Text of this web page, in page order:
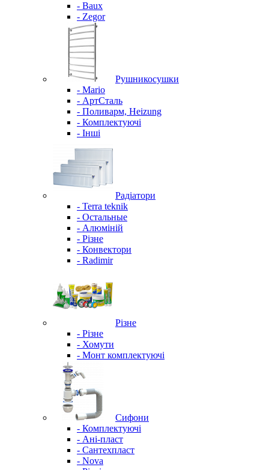
- Baux
- Zegor
Рушникосушки
- Mario
- АртСталь
- Поливарм, Heizung
- Комплектуючі
- Інші
Радіатори
- Terra teknik
- Остальные
- Алюміній
- Різне
- Конвектори
- Radimir
Різне
- Різне
- Хомути
- Монт комплектуючі
Сифони
- Комплектуючі
- Ані-пласт
- Сантехпласт
- Nova